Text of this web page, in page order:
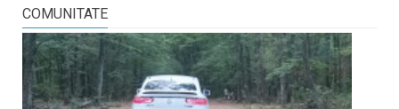
COMUNITATE